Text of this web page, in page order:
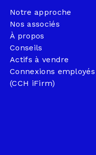
Notre approche
Nos associés
À propos
Conseils
Actifs à vendre
Connexions employés
(CCH iFirm)